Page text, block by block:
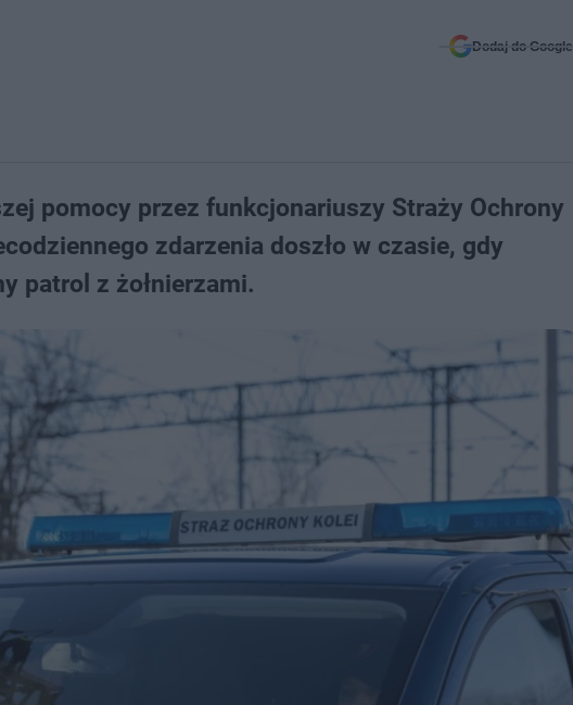
Dodaj do Google
pomocy przez funkcjonariuszy Straży Ochrony
zdarzenia doszło w czasie, gdy
patrol z żołnierzami.